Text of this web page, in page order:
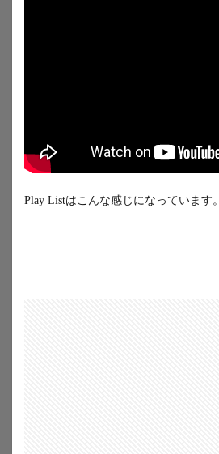
Play Listはこんな感じになっています。